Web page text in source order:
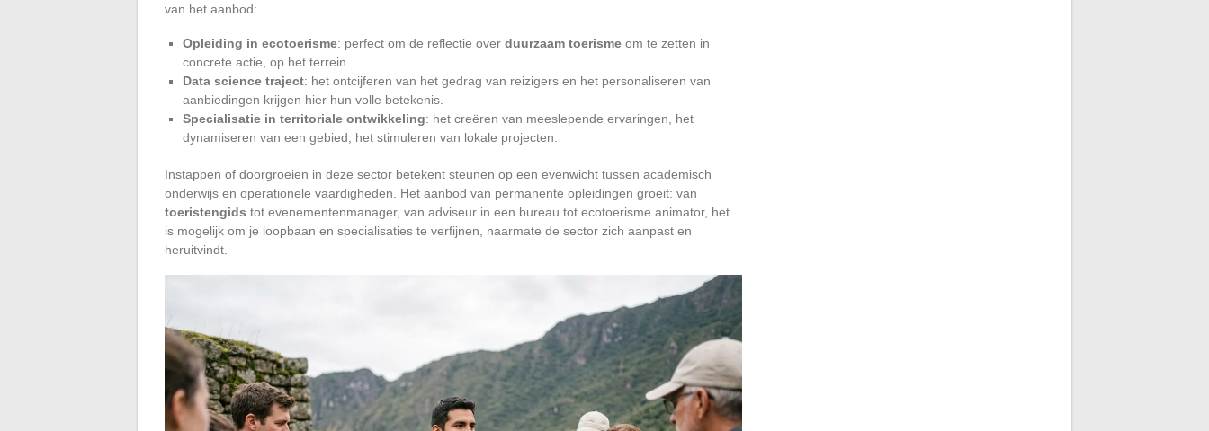
van het aanbod:
Opleiding in ecotoerisme: perfect om de reflectie over duurzaam toerisme om te zetten in
concrete actie, op het terrein.
Data science traject: het ontcijferen van het gedrag van reizigers en het personaliseren van
aanbiedingen krijgen hier hun volle betekenis.
Specialisatie in territoriale ontwikkeling: het creëren van meeslepende ervaringen, het
dynamiseren van een gebied, het stimuleren van lokale projecten.
Instappen of doorgroeien in deze sector betekent steunen op een evenwicht tussen academisch
onderwijs en operationele vaardigheden. Het aanbod van permanente opleidingen groeit: van
toeristengids tot evenementenmanager, van adviseur in een bureau tot ecotoerisme animator, het
is mogelijk om je loopbaan en specialisaties te verfijnen, naarmate de sector zich aanpast en
heruitvindt.